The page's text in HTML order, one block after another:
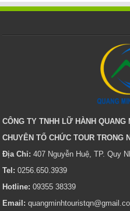
CÔNG TY TNHH LỮ HÀNH QUANG
CHUYÊN TỔ CHỨC TOUR TRONG
Địa Chỉ: 407 Nguyễn Huệ, TP. Quy
Tel: 0256.650.3939
Hotline: 09355 38339
Email: